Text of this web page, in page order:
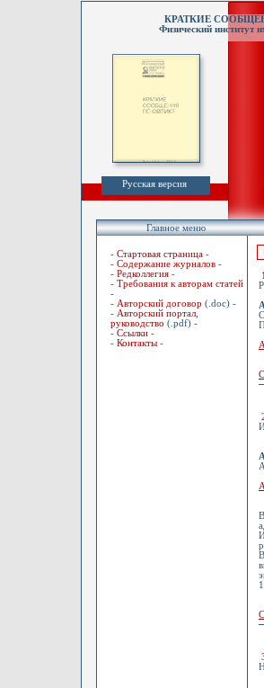
КРАТКИЕ
Физический институт
Русская версия
Главное меню
- Стартовая страница -
- Содержание журналов -
- Редколлегия -
- Требования к авторам статей
-
- Авторский договор (.doc) -
- Авторский портал,
руководство (.pdf) -
- Ссылки -
- Контакты -
1